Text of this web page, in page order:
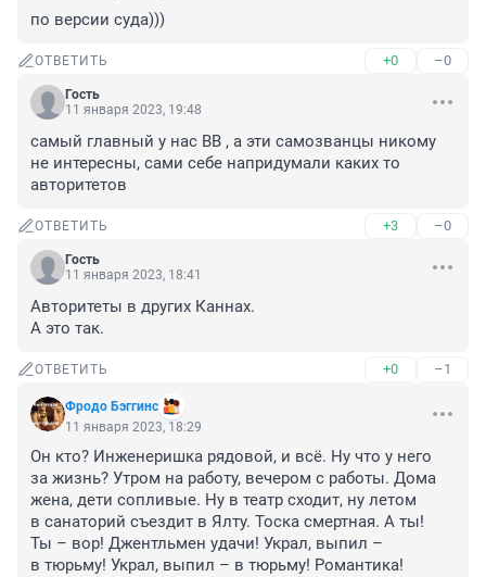
по версии суда)))
ОТВЕТИТЬ +0 –0
Гость
11 января 2023, 19:48
самый главный у нас ВВ , а эти самозванцы никому
не интересны, сами себе напридумали каких то
авторитетов
ОТВЕТИТЬ +3 –0
Гость
11 января 2023, 18:41
Авторитеты в других Каннах.
А это так.
ОТВЕТИТЬ +0 –1
Фродо Бэггинс
11 января 2023, 18:29
Он кто? Инженеришка рядовой, и всё. Ну что у него
за жизнь? Утром на работу, вечером с работы. Дома
жена, дети сопливые. Ну в театр сходит, ну летом
в санаторий съездит в Ялту. Тоска смертная. А ты!
Ты – вор! Джентльмен удачи! Украл, выпил –
в тюрьму! Украл, выпил – в тюрьму! Романтика!